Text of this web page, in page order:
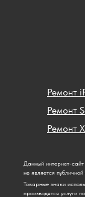
Ремонт
Ремонт
Ремонт
Товарные знаки
производятся услуги
Данный интернет-
не является публичной